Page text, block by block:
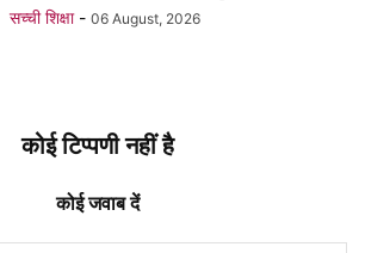
सच्ची शिक्षा - 06 August, 2026
कोई टिप्पणी नहीं है
कोई जवाब दें